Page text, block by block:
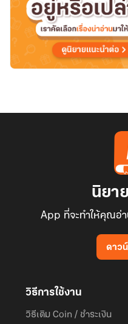
ร้าย
นิยา
App ที่จะทำให้คุณอ่
ดาว
วิธีการใช้งาน
วิธีเติม Coin / ชำระเงิน